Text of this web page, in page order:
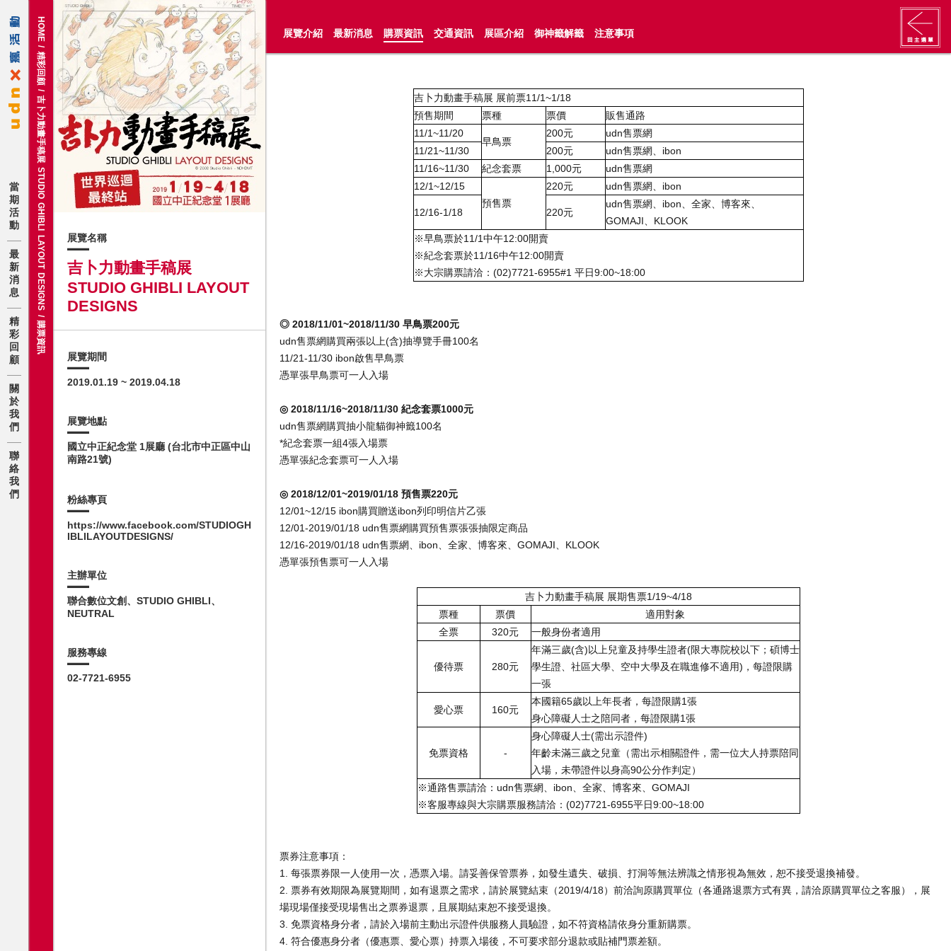
當
期
活
動
最
新
消
息
精
彩
回
顧
關
於
我
們
聯
絡
我
們
HOME
/
精彩回顧
/
吉卜力動畫手稿展 STUDIO GHIBLI LAYOUT DESIGNS
/
購票資訊
展覽名稱
吉卜力動畫手稿展
STUDIO GHIBLI LAYOUT
DESIGNS
展覽期間
2019.01.19 ~ 2019.04.18
展覽地點
國立中正紀念堂 1展廳 (台北市中正區中山
南路21號)
粉絲專頁
https://www.facebook.com/STUDIOGH
IBLILAYOUTDESIGNS/
主辦單位
聯合數位文創、STUDIO GHIBLI、
NEUTRAL
服務專線
02-7721-6955
展覽介紹 最新消息 購票資訊 交通資訊 展區介紹 御神籤解籤 注意事項
吉卜力動畫手稿展 展前票11/1~1/18
預售期間
票種 票價
販售通路
11/1~11/20
早鳥票
200元 udn售票網
11/21~11/30
200元 udn售票網、 ibon
11/16~11/30
紀念套票 1,000元 udn售票網
12/1~12/15
預售票
220元 udn售票網、 ibon
12/16-1/18 220元
udn售票網、 ibon 、全家、博客來、
GOMAJI、KLOOK
※早鳥票於11/1中午12:00開賣
※紀念套票於11/16中午12:00開賣
※大宗購票請洽： (02)7721-6955#1 平日9:00~18:00
◎ 2018/11/01~2018/11/30 早鳥票200元
udn售票網購買兩張以上(含)抽導覽手冊100名
11/21-11/30 ibon啟售早鳥票
憑單張早鳥票可一人入場
◎ 2018/11/16~2018/11/30 紀念套票1000元
udn售票網購買抽小龍貓御神籤100名
*紀念套票一組4張入場票
憑單張紀念套票可一人入場
◎ 2018/12/01~2019/01/18 預售票220元
12/01~12/15 ibon購買贈送ibon列印明信片乙張
12/01-2019/01/18 udn售票網購買預售票張張抽限定商品
12/16-2019/01/18 udn售票網、 ibon 、全家、博客來、 GOMAJI
KLOOK
憑單張預售票可一人入場
吉卜力動畫手稿展 展期售票1/19~4/18
票種
票價
適用對象
全票
320元 一般身份者適用
優待票 280元
年滿三歲(含)以上兒童及持學生證者(限大專院校以下；碩博士
學生證、社區大學、空中大學及在職進修不適用) ，每證限購
一張
愛心票 160元
本國籍65歲以上年長者，每證限購1張
身心障礙人士之陪同者，每證限購1張
免票資格 -
身心障礙人士(需出示證件)
年齡未滿三歲之兒童（需出示相關證件，需一位大人持票陪同
入場，未帶證件以身高90公分作判定）
※通路售票請洽： udn售票網、 ibon 、全家、博客來、 GOMAJI
※客服專線與大宗購票服務請洽： (02)7721-6955平日9:00~18:00
票券注意事項：
1. 每張票券限一人使用一次，憑票入場。請妥善保管票券，如發生遺失、破損、打洞等無法辨識之情形視為無效，恕不接受退換補發。
2. 票券有效期限為展覽期間，如有退票之需求，請於展覽結束（2019/4/18）前洽詢原購買單位（各通路退票方式有異，請洽原購買單位之客服），展
場現場僅接受現場售出之票券退票，且展期結束恕不接受退換。
3. 免票資格身分者，請於入場前主動出示證件供服務人員驗證，如不符資格請依身分重新購票。
4. 符合優惠身分者（優惠票、愛心票）持票入場後，不可要求部分退款或貼補門票差額。